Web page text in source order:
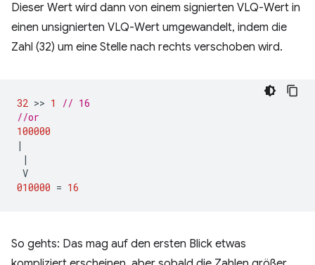
Dieser Wert wird dann von einem signierten VLQ-Wert in
einen unsignierten VLQ-Wert umgewandelt, indem die
Zahl (32) um eine Stelle nach rechts verschoben wird.
32 >> 1
// 16
//or
100000
|
|
V
010000 = 16
So gehts: Das mag auf den ersten Blick etwas